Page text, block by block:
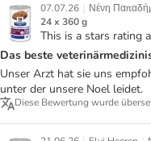
07.07.26 | Νένη
24 x 360 g
This is a stars rating
Das beste
Unser Arzt hat sie uns
unter der unsere Noel leidet.
Diese Bewertung wurde